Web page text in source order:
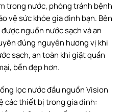
trong nước, phòng tránh bệnh
vệ sức khỏe gia đình bạn. Bên
nguồn nước sạch và an
đúng nguyên hương vị khi
sạch, an toàn khi giặt quần
bền đẹp hơn.
lọc nước đầu nguồn Vision
các thiết bị trong gia đình: